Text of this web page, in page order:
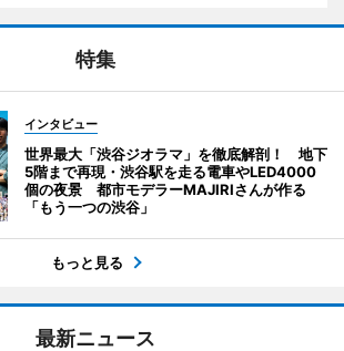
特集
インタビュー
世界最大「渋谷ジオラマ」を徹底解剖！ 地下
5階まで再現・渋谷駅を走る電車やLED4000
個の夜景 都市モデラーMAJIRIさんが作る
「もう一つの渋谷」
もっと見る
最新ニュース